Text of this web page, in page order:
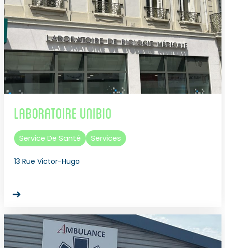
Laboratoire Unibio
Service De Santé Services
13 Rue Victor-Hugo